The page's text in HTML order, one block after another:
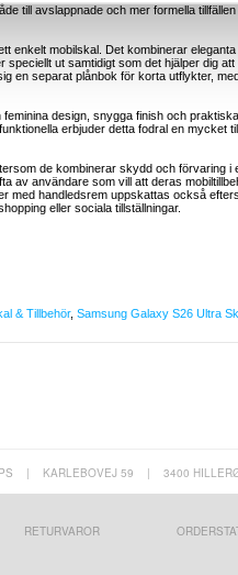
till avslappnade och mer formella tillfällen
enkelt mobilskal. Det kombinerar
ut samtidigt som det hjälper dig
en separat plånbok för korta utflykter,
design, snygga finish och
erbjuder detta fodral en mycket
de kombinerar skydd och förvaring
av användare som vill att deras
med handledsrem uppskattas också
eller sociala tillställningar.
& Tillbehör, Samsung Galaxy S26 Ultra
| KARLEBOVEJ 59 | 3400
RETURVAROR